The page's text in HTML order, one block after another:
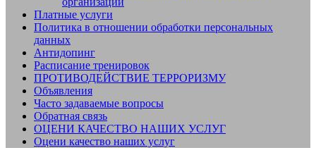
Платные услуги
Политика в отношении обработки персональных
данных
Антидопинг
Расписание тренировок
ПРОТИВОДЕЙСТВИЕ ТЕРРОРИЗМУ
Объявления
Часто задаваемые вопросы
Обратная связь
ОЦЕНИ КАЧЕСТВО НАШИХ УСЛУГ
Оцени качество наших услуг